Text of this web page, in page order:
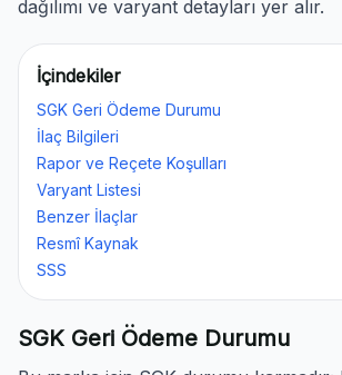
dağılımı ve varyant detayları yer alır.
İçindekiler
SGK Geri Ödeme Durumu
İlaç Bilgileri
Rapor ve Reçete Koşulları
Varyant Listesi
Benzer İlaçlar
Resmî Kaynak
SSS
SGK Geri Ödeme Durumu